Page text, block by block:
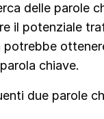
delle parole
il potenziale
potrebbe
chiave.
due parole